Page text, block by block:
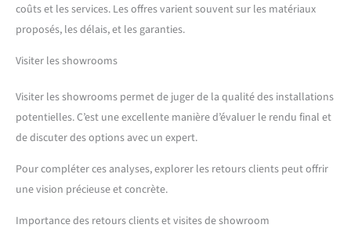
coûts et les services. Les offres varient souvent sur les matériaux
proposés, les délais, et les garanties.
Visiter les showrooms
Visiter les showrooms permet de juger de la qualité des installations
potentielles. C’est une excellente manière d’évaluer le rendu final et
de discuter des options avec un expert.
Pour compléter ces analyses, explorer les retours clients peut offrir
une vision précieuse et concrète.
Importance des retours clients et visites de showroom